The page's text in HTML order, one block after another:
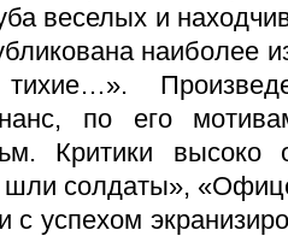
веселых и
наиболее
по его
Критики высоко
шли солдаты»,
с успехом